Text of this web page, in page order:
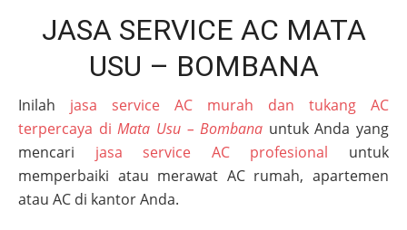
JASA SERVICE AC MATA
USU – BOMBANA
Inilah jasa service AC murah dan tukang AC
terpercaya diMata Usu – Bombana untuk Anda yang
mencari jasa service AC profesional untuk
memperbaiki atau merawat AC rumah, apartemen
atau AC di kantor Anda.